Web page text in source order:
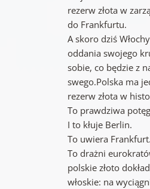
rezerw złota w
do Frankfurtu.
A skoro dziś
oddania swojego
sobie, co będzie z
swego.Polska ma
rezerw złota w
To prawdziwa
I to kłuje Berlin.
To uwiera Frankfurt.
To drażni
polskie złoto
włoskie: na